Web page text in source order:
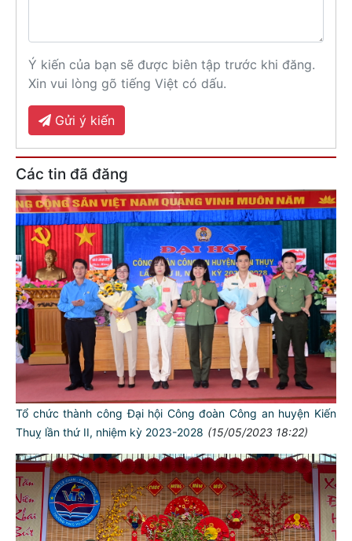
Ý kiến của bạn sẽ được biên tập trước khi đăng.
Xin vui lòng gõ tiếng Việt có dấu.
Gửi ý kiến
Các tin đã đăng
Tổ chức thành công Đại hội Công đoàn Công an huyện Kiến
Thuỵ lần thứ II, nhiệm kỳ 2023-2028 (15/05/2023 18:22)